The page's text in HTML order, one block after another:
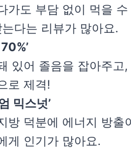
가도 부담 없이 먹을
다는 리뷰가 많아요.
있어 졸음을 잡아주
로 제격!
믹스넛’
방 덕분에 에너지 방
게 인기가 많아요.